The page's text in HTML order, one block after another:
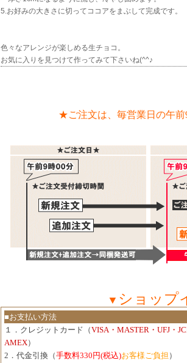
5.お好みの大きさに切ってココアをまぶして完成です。
色々なアレンジが楽しめる生チョコ。
お気に入りを見つけて作ってみて下さいね(^^♪
★ご注文は、毎営業日の午前
▼ ショップ
■お支払い方法
１．クレジットカード（VISA・MASTER・UFJ・
AMEX）
2．代金引換（手数料330円(税込)お客様ご負担 ）